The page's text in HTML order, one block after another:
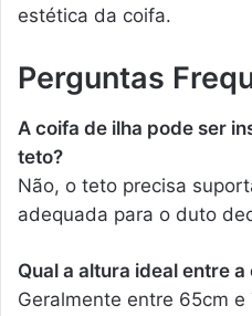
estética da coifa.
Perguntas
A coifa de ilha pode ser
teto?
Não, o teto precisa
adequada para o duto
Qual a altura ideal entre
Geralmente entre 65cm